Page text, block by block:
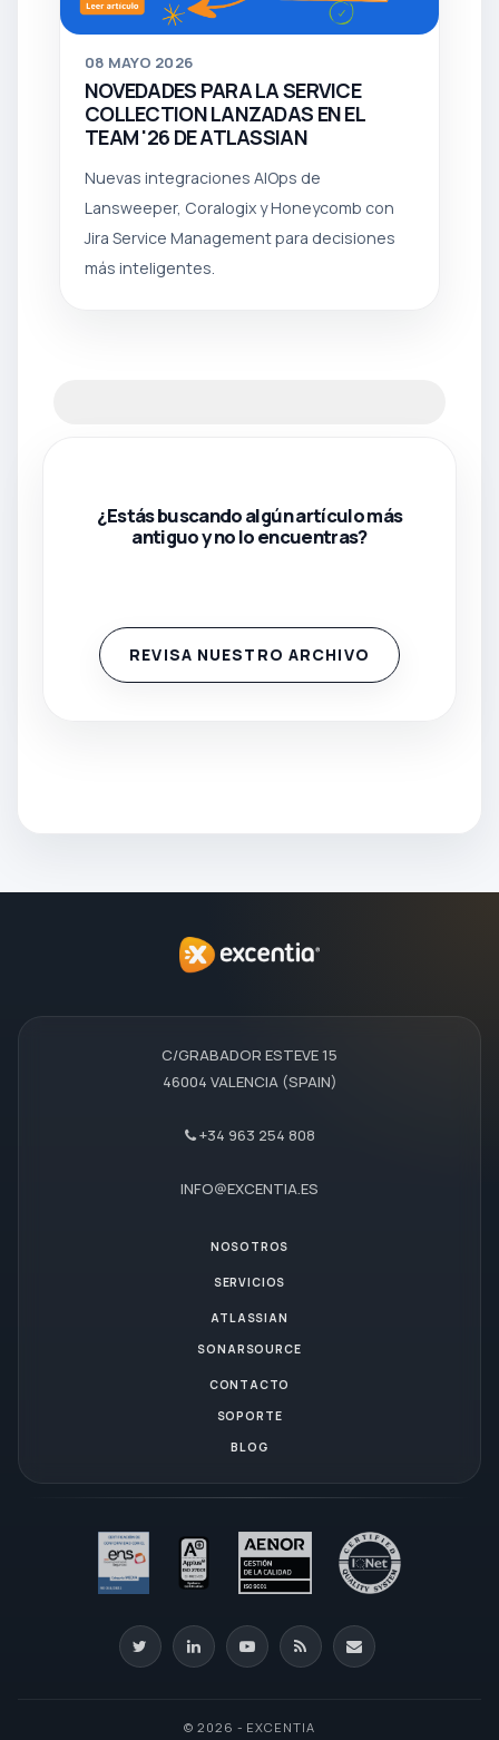
08 MAYO 2026
NOVEDADES PARA LA SERVICE
COLLECTION LANZADAS EN EL
TEAM '26 DE ATLASSIAN
Nuevas integraciones AIOps de
Lansweeper, Coralogix y Honeycomb con
Jira Service Management para decisiones
más inteligentes.
¿Estás buscando algún artículo más
antiguo y no lo encuentras?
REVISA NUESTRO ARCHIVO
C/GRABADOR ESTEVE 15
46004 VALENCIA (SPAIN)
+34 963 254 808
INFO@EXCENTIA.ES
NOSOTROS
SERVICIOS
ATLASSIAN
SONARSOURCE
CONTACTO
SOPORTE
BLOG
© 2026 - EXCENTIA